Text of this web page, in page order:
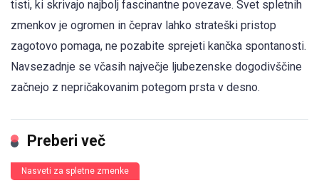
tisti, ki skrivajo najbolj fascinantne povezave. Svet spletnih
zmenkov je ogromen in čeprav lahko strateški pristop
zagotovo pomaga, ne pozabite sprejeti kančka spontanosti.
Navsezadnje se včasih največje ljubezenske dogodivščine
začnejo z nepričakovanim potegom prsta v desno.
Preberi več
Nasveti za spletne zmenke